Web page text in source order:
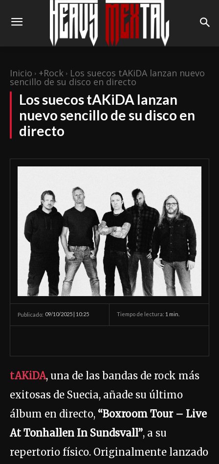
Inicio +Rock Los suecos tAKiDA lanzan nuevo
sencillo de su disco en directo
Los suecos tAKiDA lanzan
nuevo sencillo de su disco en
directo
Publicado: 09/10/2025 | 10:25 Tiempo de lectura: 1 min.
tAKiDA, una de las bandas de rock más
exitosas de Suecia, añade su último
álbum en directo, “Boxroom Tour – Live
At Tonhallen In Sundsvall”, a su
repertorio físico. Originalmente lanzado